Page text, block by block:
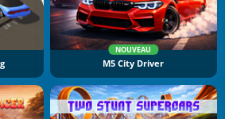
NOUVEAU
M5 City Driver